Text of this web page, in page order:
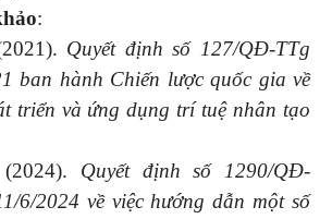
:
Quyết định số 127/QĐ-TTg
ban hành Chiến lược quốc gia về
triển và ứng dụng trí tuệ nhân tạo
Quyết định số 1290/QĐ-
6/2024 về việc hướng dẫn một số